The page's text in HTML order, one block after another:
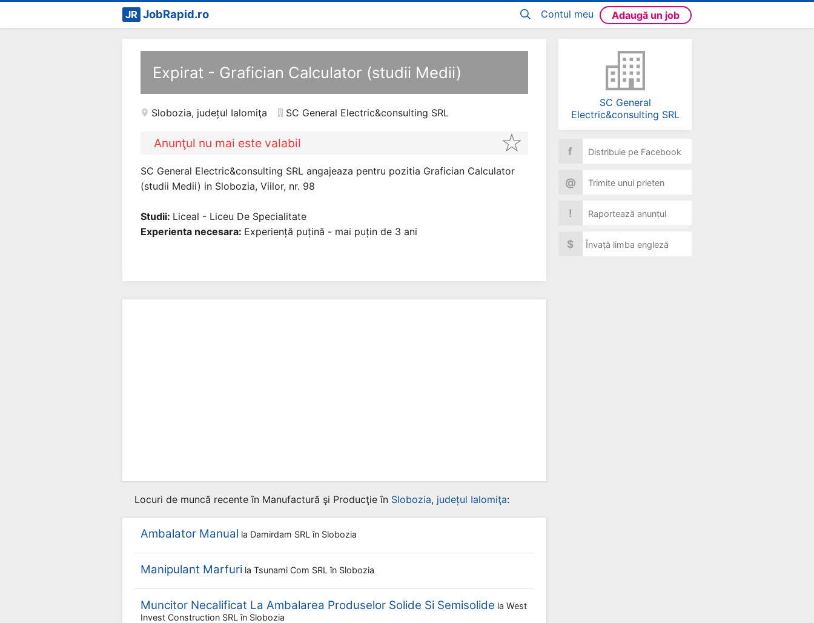
Contul meu Adaugă un job
JR JobRapid.ro
Expirat - Grafician Calculator (studii Medii)
Slobozia, județul Ialomiţa SC General Electric&consulting SRL
Anunţul nu mai este valabil
SC General Electric&consulting SRL angajeaza pentru pozitia Grafician Calculator
(studii Medii) in Slobozia, Viilor, nr. 98
Studii: Liceal - Liceu De Specialitate
Experienta necesara: Experiență puțină - mai puțin de 3 ani
SC General
Electric&consulting SRL
f Distribuie pe Facebook
@ Trimite unui prieten
! Raportează anunțul
$ Învață limba engleză
Locuri de muncă recente în Manufactură şi Producţie în Slobozia, județul Ialomiţa:
Ambalator Manual la Damirdam SRL în Slobozia
Manipulant Marfuri la Tsunami Com SRL în Slobozia
Muncitor Necalificat La Ambalarea Produselor Solide Si Semisolide la West
Invest Construction SRL în Slobozia